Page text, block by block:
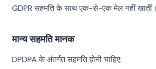
GDPR सहमति के साथ एक-से-एक मेल नहीं खातीं।
मान्य सहमति मानक
DPDPA के अंतर्गत सहमति होनी चाहिए: